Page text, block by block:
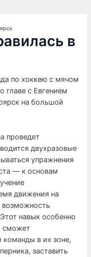
в
по хоккею с мячом
главе с Евгением
на большой
проведет
двухразовые
упражнения
— к основам
движения на
возможность
навык особенно
сможет
команды в их зоне,
заставить